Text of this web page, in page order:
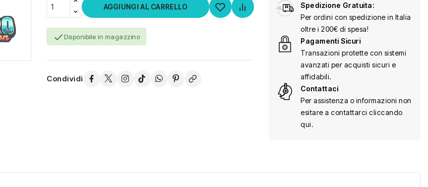
AGGIUNGI AL CARRELLO
Disponibile in magazzino
Condividi
Spedizione Gratuita:
Per ordini con spedizione in Italia
oltre i 200€ di spesa!
Pagamenti Sicuri
Transazioni protette con sistemi
avanzati per acquisti sicuri e
affidabili.
Contattaci
Per assistenza o informazioni non
esitare a contattarci cliccando
qui.